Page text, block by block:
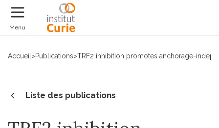
Menu
Accueil >Publications>TRF2 inhibition promotes anchorage-
Liste des publications